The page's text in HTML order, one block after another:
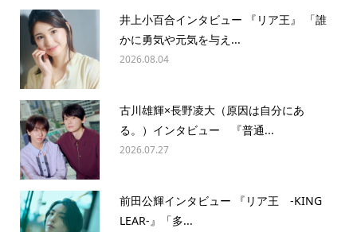
井上小百合インタビュー 『リア王』 「誰
かに勇気や元気を与え...
2026.08.04
古川雄輝×長野凌大（原因は自分にあ
る。）インタビュー 『普通...
2026.07.27
前田公輝インタビュー 『リア王 -KING
LEAR-』「多...